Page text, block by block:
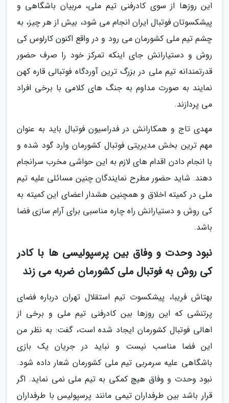
این روزها از سوی کادرفنی تیم ملی، مربیان باشگاهی و
پیشکسوتان فوتبال ایران انجام می شود، بیش از هر چیز، به
چشم تیم ملی کشورمان می رود و در واقع اکنون کارلوس کی
روش و دستیارانش جای اینکه تمرکز خود را صرف حضور
قدرتمندانه تیم ملی در بزرگ ترین آوردگاه فوتبالی قاره کهن
نمایند به صورت مداوم به جنگ های کلامی با برخی افراد
می پردازند.
مهدی تاج و همکارانش در فدراسیون فوتبال باید به عنوان
مهم ترین بخش مدیریتی فوتبال کشورمان وارد گود شده و
با انجام دادن اقدام های لازم به این حواشی مخرب سرانجام
دهند. شاید حضور مطرح نمایندگان چنین مسائلی علیه تیم
ملی در کمیته اخلاق و همچنین هشدار اعضای این کمیته به
کی روش و دستیارانش راه چاره مناسبی برای آرام سازی فضا
باشد.
نبود وحدت و وفاق بین پرسپولیسی ها با کادر
کی روش به فوتبال ملی کشورمان ضربه می زند
بهتاش فریبا، پیشکسوت تیم استقلال تهران درباره فضای
پرتنشی که این روزها بین کادرفنی تیم ملی و برخی از
اهالی فوتبال کشورمان ایجاد شده است، گفت: به نظر من
این فضا مناسب نیست و نباید در جریان یک بازی
باشگاهی علیه سرمربی تیم ملی کشورمان شعار داده شود.
نبود وحدت و وفاق هیچ کمکی به تیم ملی نمی نماید. اگر
قرار باشد بین طرفداران تیمی مانند پرسپولیس با طرفداران